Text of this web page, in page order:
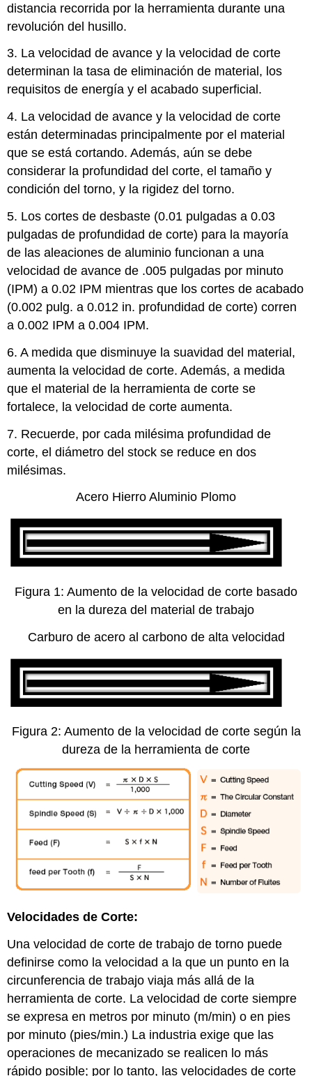
distancia recorrida por la herramienta durante una
revolución del husillo.
3. La velocidad de avance y la velocidad de corte
determinan la tasa de eliminación de material, los
requisitos de energía y el acabado superficial.
4. La velocidad de avance y la velocidad de corte
están determinadas principalmente por el material
que se está cortando. Además, aún se debe
considerar la profundidad del corte, el tamaño y
condición del torno, y la rigidez del torno.
5. Los cortes de desbaste (0.01 pulgadas a 0.03
pulgadas de profundidad de corte) para la mayoría
de las aleaciones de aluminio funcionan a una
velocidad de avance de .005 pulgadas por minuto
(IPM) a 0.02 IPM mientras que los cortes de acabado
(0.002 pulg. a 0.012 in. profundidad de corte) corren
a 0.002 IPM a 0.004 IPM.
6. A medida que disminuye la suavidad del material,
aumenta la velocidad de corte. Además, a medida
que el material de la herramienta de corte se
fortalece, la velocidad de corte aumenta.
7. Recuerde, por cada milésima profundidad de
corte, el diámetro del stock se reduce en dos
milésimas.
Acero Hierro Aluminio Plomo
Figura 1: Aumento de la velocidad de corte basado
en la dureza del material de trabajo
Carburo de acero al carbono de alta velocidad
Figura 2: Aumento de la velocidad de corte según la
dureza de la herramienta de corte
Velocidades de Corte:
Una velocidad de corte de trabajo de torno puede
definirse como la velocidad a la que un punto en la
circunferencia de trabajo viaja más allá de la
herramienta de corte. La velocidad de corte siempre
se expresa en metros por minuto (m/min) o en pies
por minuto (pies/min.) La industria exige que las
operaciones de mecanizado se realicen lo más
rápido posible; por lo tanto, las velocidades de corte